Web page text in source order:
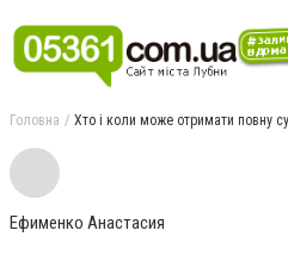
Головна Хто і коли може отримати повну
Ефименко Анастасия